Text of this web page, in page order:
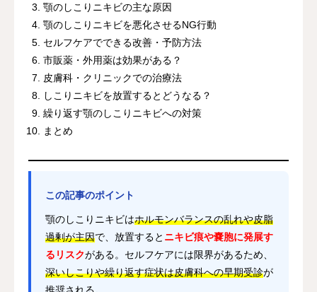
顎のしこりニキビの主な原因
顎のしこりニキビを悪化させるNG行動
セルフケアでできる改善・予防方法
市販薬・外用薬は効果がある？
皮膚科・クリニックでの治療法
しこりニキビを放置するとどうなる？
繰り返す顎のしこりニキビへの対策
まとめ
この記事のポイント
顎のしこりニキビはホルモンバランスの乱れや皮脂
過剰が主因で、放置すると ニキビ痕や嚢胞に発展す
るリスクがある。セルフケアには限界があるため、
深いしこりや繰り返す症状は皮膚科への早期受診が